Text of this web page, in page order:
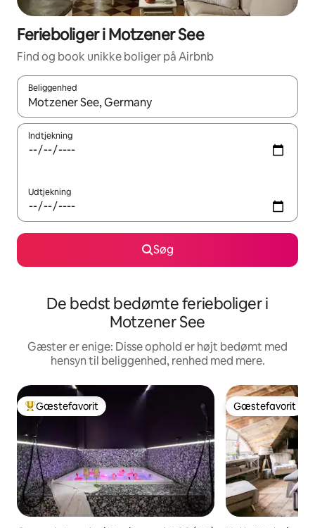
Ferieboliger i Motzener See
Find og book unikke boliger på Airbnb
Beliggenhed
Når resultaterne er tilgængelige, skal du navigere med
Indtjekning
Udtjekning
Søg
De bedst bedømte ferieboliger i
Motzener See
Gæster er enige: Disse ophold er højt bedømt med
hensyn til beliggenhed, renhed med mere.
Bedste gæstefavorit
Gæstefavorit Gæstefavorit
Gæstefavorit